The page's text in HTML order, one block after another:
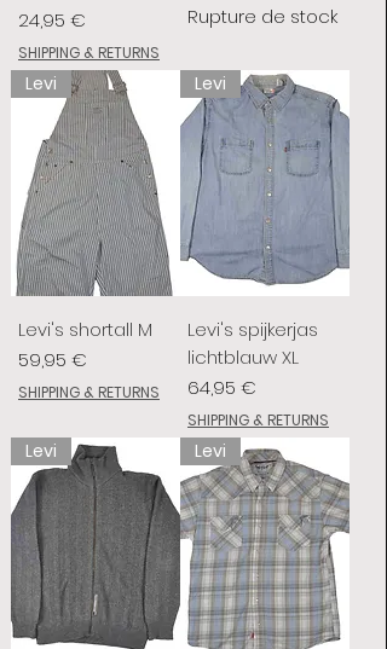
Prix
24,95 €
SHIPPING & RETURNS
Rupture de stock
Levi
Levi's shortall M
Prix
59,95 €
SHIPPING & RETURNS
Levi
Levi's spijkerjas
lichtblauw XL
Prix
64,95 €
SHIPPING & RETURNS
Levi Levi